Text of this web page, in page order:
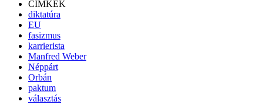
CÍMKÉK
diktatúra
EU
fasizmus
karrierista
Manfred Weber
Néppárt
Orbán
paktum
választás